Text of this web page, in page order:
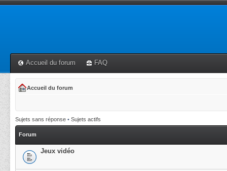
Accueil du forum FAQ
Accueil du forum
Sujets sans réponse • Sujets actifs
Forum
Jeux vidéo